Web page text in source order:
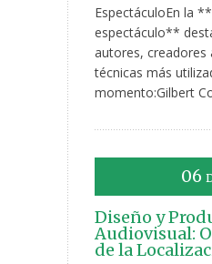
EspectáculoEn la
espectáculo**
autores, creadores
técnicas más
momento:Gilbert
06
Diseño y
Audiovisual:
de la